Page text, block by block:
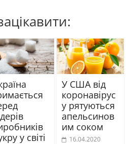
у світі
У США від
коронавірус
у рятуються
апельсинов
им соком
16.04.2020